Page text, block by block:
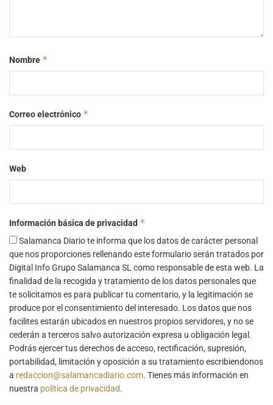
Nombre *
Correo electrónico *
Web
Información básica de privacidad *
Salamanca Diario te informa que los datos de carácter personal
que nos proporciones rellenando este formulario serán tratados por
Digital Info Grupo Salamanca SL como responsable de esta web. La
finalidad de la recogida y tratamiento de los datos personales que
te solicitamos es para publicar tu comentario, y la legitimación se
produce por el consentimiento del interesado. Los datos que nos
facilites estarán ubicados en nuestros propios servidores, y no se
cederán a terceros salvo autorización expresa u obligación legal.
Podrás ejercer tus derechos de acceso, rectificación, supresión,
portabilidad, limitación y oposición a su tratamiento escribiendonos
a redaccion@salamancadiario.com. Tienes más información en
nuestra política de privacidad.